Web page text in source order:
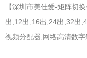
【深圳市美佳爱-矩阵切
出,12出,16出,24出,32出
视频分配器,网络高清数